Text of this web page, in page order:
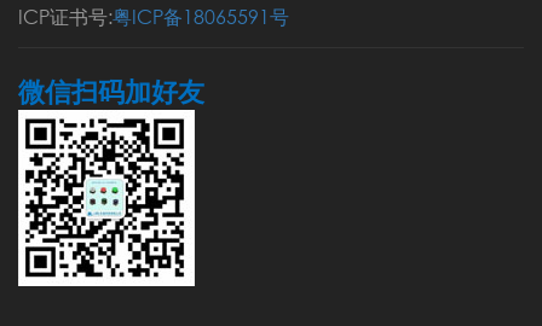
ICP证书号:粤ICP备18065591号
微信扫码加好友